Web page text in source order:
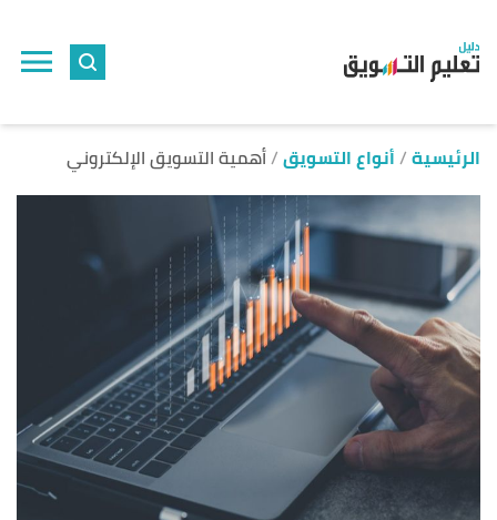
الرئيسية أنواع التسويق أهمية التسويق الإلكتروني